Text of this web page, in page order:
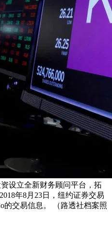
设立全新财务顾问平台，拓
年8月23日，纽约证券交易
的交易信息。 （路透社档案照